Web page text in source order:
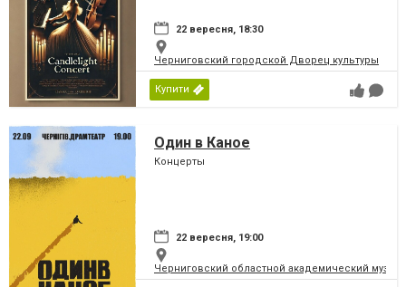
22 вересня, 18:30
Черниговский городской Дворец культуры
Купити
Один в Каное
Концерты
22 вересня, 19:00
Черниговский областной академический